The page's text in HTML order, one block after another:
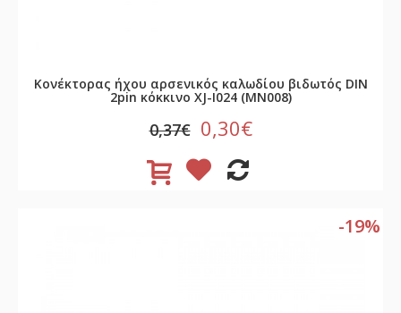
Κονέκτορας ήχου αρσενικός καλωδίου βιδωτός DIN
2pin κόκκινο XJ-I024 (MN008)
0,37€ 0,30€
-19%